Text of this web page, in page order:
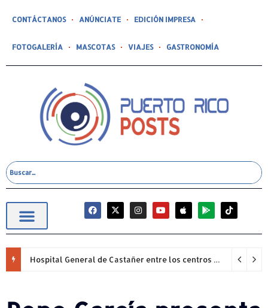
CONTÁCTANOS ANÚNCIATE EDICIÓN IMPRESA
FOTOGALERÍA MASCOTAS VIAJES GASTRONOMÍA
Hospital General de Castañer entre los centros de salud comunitarios con mejor desempeño clínico de Estados Unidos